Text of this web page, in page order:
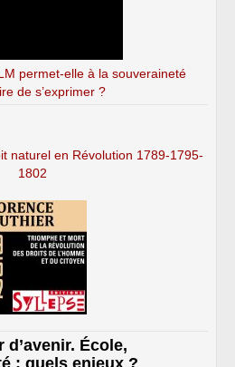
permet-elle à la souveraineté
de s’exprimer ?
naturel en Révolution 1789-1795-
1802
École,
: quels enjeux ?